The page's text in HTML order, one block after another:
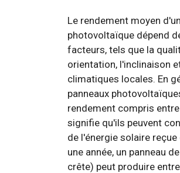
Le rendement moyen
photovoltaïque dépend
facteurs, tels que la
orientation, l'inclinaison
climatiques locales. En
panneaux
rendement compris
signifie qu'ils peuvent
de l'énergie solaire
une année, un panneau
crête) peut produire